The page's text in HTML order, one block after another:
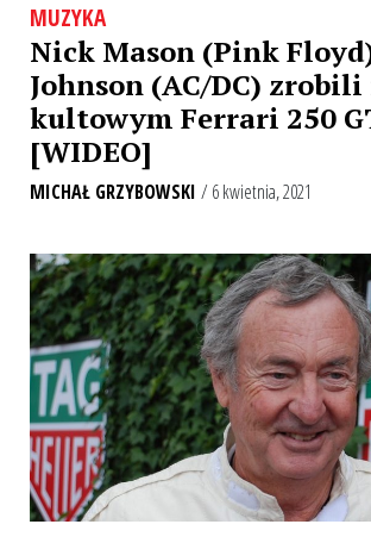
MUZYKA
Nick Mason (Pink
Johnson (AC/DC)
kultowym Ferrari 250
[WIDEO]
MICHAŁ GRZYBOWSKI / 6 kwietnia, 2021